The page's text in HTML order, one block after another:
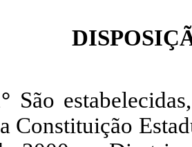
São
Constituição